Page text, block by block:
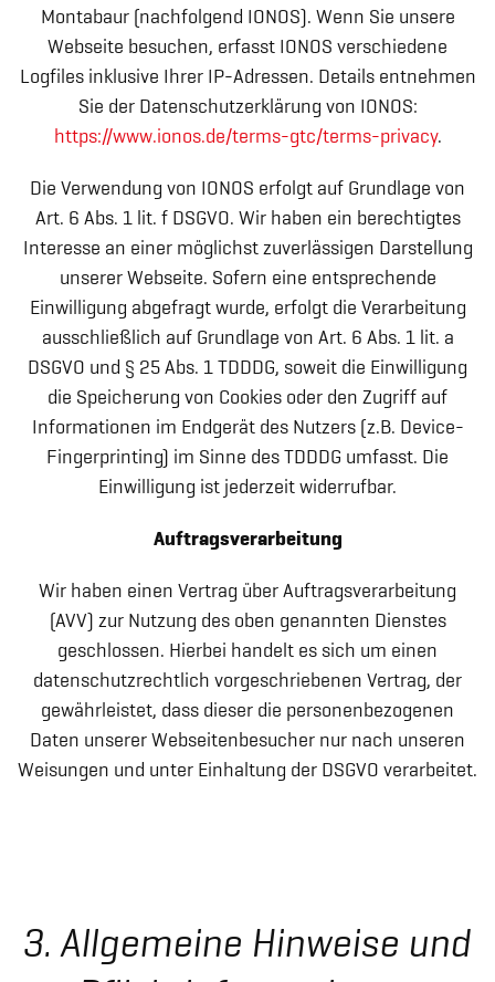
Montabaur (nachfolgend IONOS). Wenn Sie unsere
Webseite besuchen, erfasst IONOS verschiedene
Logfiles inklusive Ihrer IP-Adressen. Details entnehmen
Sie der Datenschutzerklärung von IONOS:
https://www.ionos.de/terms-gtc/terms-privacy.
Die Verwendung von IONOS erfolgt auf Grundlage von
Art. 6 Abs. 1 lit. f DSGVO. Wir haben ein berechtigtes
Interesse an einer möglichst zuverlässigen Darstellung
unserer Webseite. Sofern eine entsprechende
Einwilligung abgefragt wurde, erfolgt die Verarbeitung
ausschließlich auf Grundlage von Art. 6 Abs. 1 lit. a
DSGVO und § 25 Abs. 1 TDDDG, soweit die Einwilligung
die Speicherung von Cookies oder den Zugriff auf
Informationen im Endgerät des Nutzers (z.B. Device-
Fingerprinting) im Sinne des TDDDG umfasst. Die
Einwilligung ist jederzeit widerrufbar.
Auftragsverarbeitung
Wir haben einen Vertrag über Auftragsverarbeitung
(AVV) zur Nutzung des oben genannten Dienstes
geschlossen. Hierbei handelt es sich um einen
datenschutzrechtlich vorgeschriebenen Vertrag, der
gewährleistet, dass dieser die personenbezogenen
Daten unserer Webseitenbesucher nur nach unseren
Weisungen und unter Einhaltung der DSGVO verarbeitet.
3. Allgemeine Hinweise und